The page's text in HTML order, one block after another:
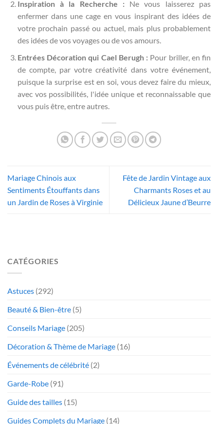
Inspiration à la Recherche :Ne vous laisserez pas
enfermer dans une cage en vous inspirant des idées de
votre prochain passé ou actuel, mais plus probablement
des idées de vos voyages ou de vos amours.
Entrées Décoration qui Cael Berugh : Pour briller, en fin
de compte, par votre créativité dans votre événement,
puisque la surprise est en soi, vous devez faire du mieux,
avec vos possibilités, l'idée unique et reconnaissable que
vous puis être, entre autres.
Mariage Chinois aux
Sentiments Étouffants dans
un Jardin de Roses à Virginie
Fête de Jardin Vintage aux
Charmants Roses et au
Délicieux Jaune d’Beurre
CATÉGORIES
Astuces (292)
Beauté & Bien-être (5)
Conseils Mariage (205)
Décoration & Thème de Mariage (16)
Événements de célébrité (2)
Garde-Robe (91)
Guide des tailles (15)
Guides Complets du Mariage (14)